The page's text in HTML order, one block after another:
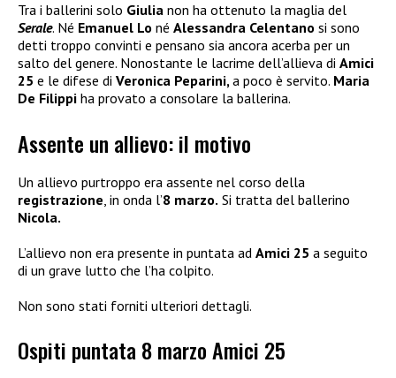
Tra i ballerini solo Giulia non ha ottenuto la maglia del
Serale. Né Emanuel Lo né Alessandra Celentano si sono
detti troppo convinti e pensano sia ancora acerba per un
salto del genere. Nonostante le lacrime dell’allieva di Amici
25 e le difese di Veronica Peparini,a poco è servito. Maria
De Filippi ha provato a consolare la ballerina.
Assente un allievo: il motivo
Un allievo purtroppo era assente nel corso della
registrazione , in onda l’8 marzo. Si tratta del ballerino
Nicola.
L’allievo non era presente in puntata ad Amici 25 a seguito
di un grave lutto che l’ha colpito.
Non sono stati forniti ulteriori dettagli.
Ospiti puntata 8 marzo Amici 25